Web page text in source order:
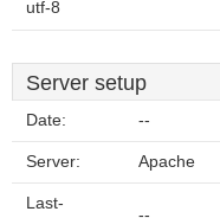
utf-8
Server setup
Date: --
Server: Apache
Last-